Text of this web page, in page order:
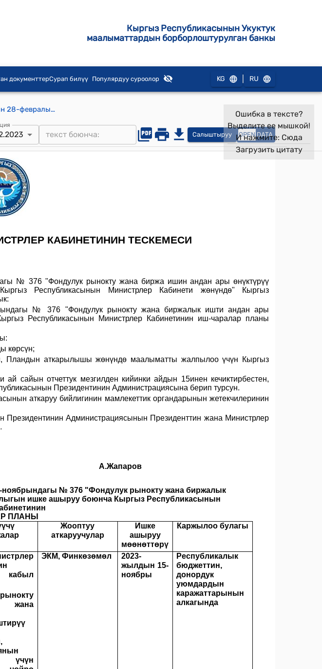
Кыргыз Республикасынын Укуктук
маалыматтардын борборлоштурулган банкы
документтерСурап билүү Популярдуу суроолор KG RU
Кыргыз Республикасынын Министрлер Кабинетинин 2023-жылдын 28-февралындагы № 80-т (Кыргыз Республикасынын Президентинин 2022-жылдын 15-ноябрындагы № 376 "Фондулук рынокту жана биржалык ишти андан ары өнүктүрүү боюнча чаралар жөнүндө" Жарлыгын ишке ашыруу боюнча Кыргыз Республикасынын Министрлер Кабинетинин иш-чаралар планын бекитүү тууралуу) тескемеси
Салыштыруу OPEN DATA
Ошибка в тексте?
Выделите ее мышкой!
И нажмите: Сюда
Загрузить цитату